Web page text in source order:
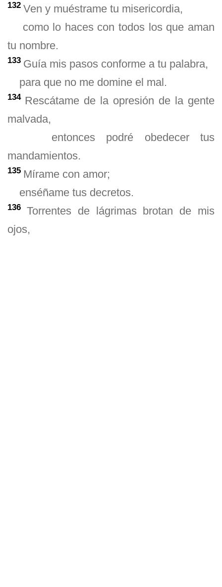
132 Ven y muéstrame tu misericordia,
como lo haces con todos los que aman
tu nombre.
133 Guía mis pasos conforme a tu palabra,
para que no me domine el mal.
134 Rescátame de la opresión de la gente
malvada,
entonces podré obedecer tus
mandamientos.
135 Mírame con amor;
enséñame tus decretos.
136 Torrentes de lágrimas brotan de mis
ojos,